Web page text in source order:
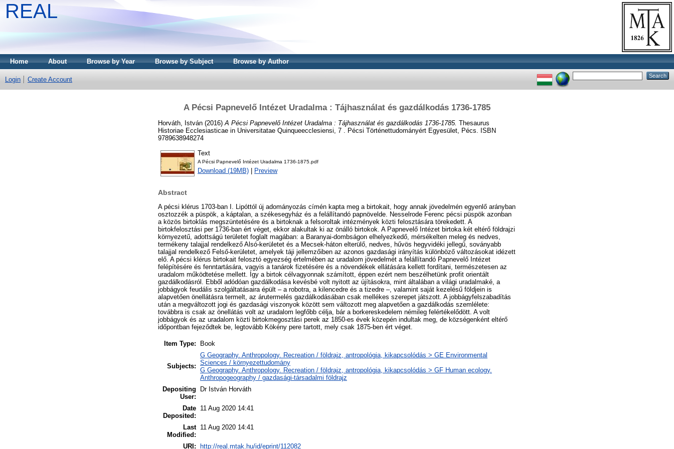
REAL
Home About Browse by Year Browse by Subject Browse by Author
Login Create Account
A Pécsi Papnevelő Intézet Uradalma : Tájhasználat és gazdálkodás 1736-1785
Horváth, István (2016) A Pécsi Papnevelő Intézet Uradalma : Tájhasználat és gazdálkodás 1736-1785. Thesaurus
Historiae Ecclesiasticae in Universitatae Quinqueecclesiensi, 7 . Pécsi Történettudományért Egyesület, Pécs. ISBN
9789638948274
Text
A Pécsi Papnevelő Intézet Uradalma 1736-1875.pdf
Download (19MB) Preview
Abstract
A pécsi klérus 1703-ban I. Lipóttól új adományozás címén kapta meg a birtokait, hogy annak jövedelmén egyenlő arányban
osztozzék a püspök, a káptalan, a székesegyház és a felállítandó papnövelde. Nesselrode Ferenc pécsi püspök azonban
a közös birtoklás megszüntetésére és a birtoknak a felsoroltak intézmények közti felosztására törekedett. A
birtokfelosztási per 1736-ban ért véget, ekkor alakultak ki az önálló birtokok. A Papnevelő Intézet birtoka két eltérő földrajzi
környezetű, adottságú területet foglalt magában: a Baranyai-dombságon elhelyezkedő, mérsékelten meleg és nedves,
termékeny talajjal rendelkező Alsó-kerületet és a Mecsek-háton elterülő, nedves, hűvös hegyvidéki jellegű, soványabb
talajjal rendelkező Felső-kerületet, amelyek táji jellemzőiben az azonos gazdasági irányítás különböző változásokat idézett
elő. A pécsi klérus birtokait felosztó egyezség értelmében az uradalom jövedelmét a felállítandó Papnevelő Intézet
felépítésére és fenntartására, vagyis a tanárok fizetésére és a növendékek ellátására kellett fordítani, természetesen az
uradalom működtetése mellett. Így a birtok célvagyonnak számított, éppen ezért nem beszélhetünk profit orientált
gazdálkodásról. Ebből adódóan gazdálkodása kevésbé volt nyitott az újításokra, mint általában a világi uradalmaké, a
jobbágyok feudális szolgáltatásaira épült – a robotra, a kilencedre és a tizedre –, valamint saját kezelésű földjein is
alapvetően önellátásra termelt, az árutermelés gazdálkodásában csak mellékes szerepet játszott. A jobbágyfelszabadítás
után a megváltozott jogi és gazdasági viszonyok között sem változott meg alapvetően a gazdálkodás szemlélete:
továbbra is csak az önellátás volt az uradalom legfőbb célja, bár a borkereskedelem némileg felértékelődött. A volt
jobbágyok és az uradalom közti birtokmegosztási perek az 1850-es évek közepén indultak meg, de községenként eltérő
időpontban fejeződtek be, legtovább Kökény pere tartott, mely csak 1875-ben ért véget.
Item Type: Book
Subjects:
G Geography. Anthropology. Recreation / földrajz, antropológia, kikapcsolódás > GE Environmental
Sciences / környezettudomány
G Geography. Anthropology. Recreation / földrajz, antropológia, kikapcsolódás > GF Human ecology.
Anthropogeography / gazdasági-társadalmi földrajz
Depositing
User:
Dr István Horváth
Date
Deposited:
11 Aug 2020 14:41
Last
Modified:
11 Aug 2020 14:41
URI: http://real.mtak.hu/id/eprint/112082